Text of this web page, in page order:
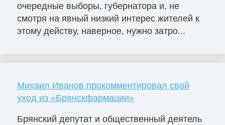
очередные выборы, губернатора и, не
смотря на явный низкий интерес жителей к
этому действу, наверное, нужно затро...
Михаил Иванов прокомментировал свой
уход из «Брянскфармации»
Брянский депутат и общественный деятель